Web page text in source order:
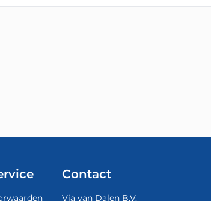
Contact
Via van Dalen B.V.